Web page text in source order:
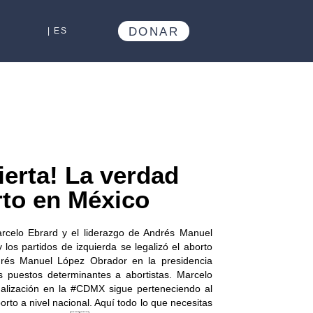
| ES DONAR
La verdad
en México
Ebrard y el liderazgo de Andrés Manuel
los partidos de izquierda se legalizó el aborto
Manuel López Obrador en la presidencia
puestos determinantes a abortistas. Marcelo
en la #CDMX​ sigue perteneciendo al
a nivel nacional. Aquí todo lo que necesitas